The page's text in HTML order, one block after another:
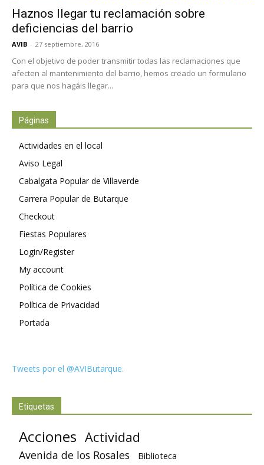
Haznos llegar tu reclamación sobre
deficiencias del barrio
AVIB - 27 septiembre, 2016
Con el objetivo de poder transmitir todas las reclamaciones que
afecten al mantenimiento del barrio, hemos creado un formulario
para que nos hagáis llegar...
Páginas
Actividades en el local
Aviso Legal
Cabalgata Popular de Villaverde
Carrera Popular de Butarque
Checkout
Fiestas Populares
Login/Register
My account
Política de Cookies
Política de Privacidad
Portada
Tweets por el @AVIButarque.
Etiquetas
Acciones Actividad
Avenida de los Rosales Biblioteca